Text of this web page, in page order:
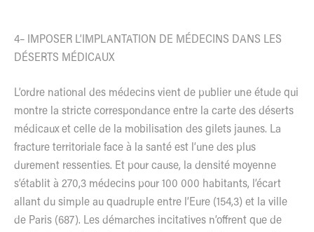
4– IMPOSER L’IMPLANTATION DE MÉDECINS DANS LES
DÉSERTS MÉDICAUX
L’ordre national des médecins vient de publier une étude qui
montre la stricte correspondance entre la carte des déserts
médicaux et celle de la mobilisation des gilets jaunes. La
fracture territoriale face à la santé est l’une des plus
durement ressenties. Et pour cause, la densité moyenne
s’établit à 270,3 médecins pour 100 000 habitants, l’écart
allant du simple au quadruple entre l’Eure (154,3) et la ville
de Paris (687). Les démarches incitatives n’offrent que de